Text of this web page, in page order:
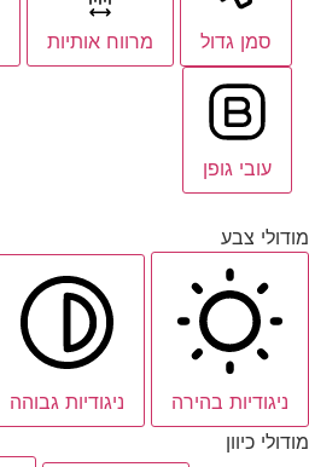
סמן גדול מרווח אותיות
עובי גופן
מודולי צבע
ניגודיות בהירה ניגודיות גבוהה
מודולי כיוון